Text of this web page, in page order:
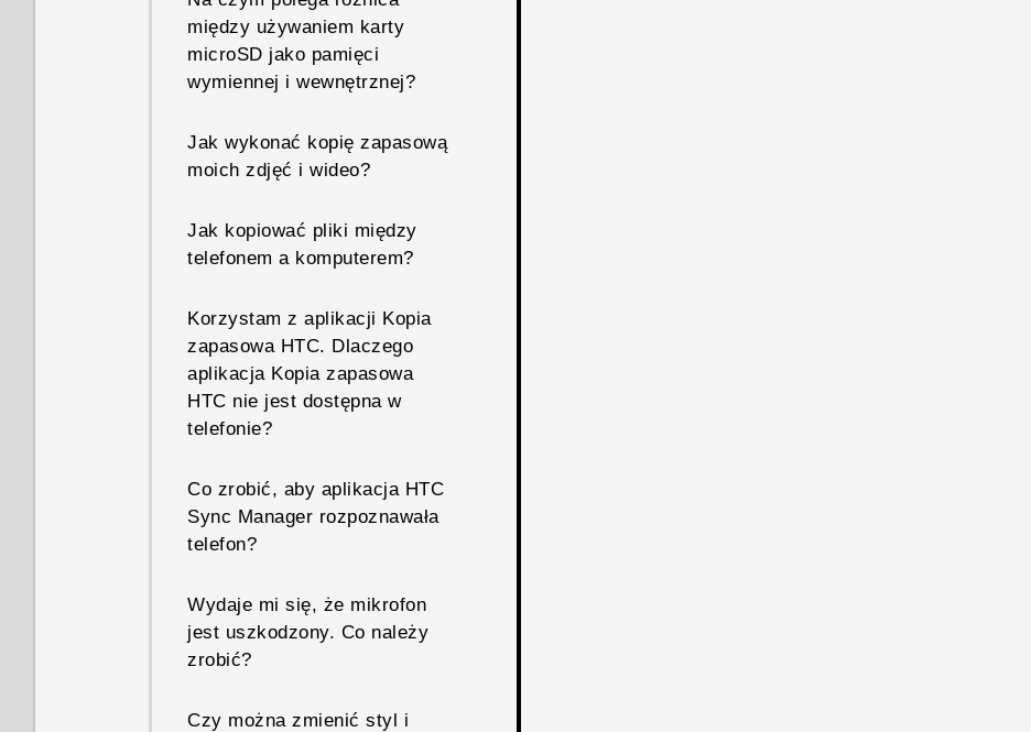
między używaniem karty
microSD jako pamięci
wymiennej i wewnętrznej?
Jak wykonać kopię zapasową
moich zdjęć i wideo?
Jak kopiować pliki między
telefonem a komputerem?
Korzystam z aplikacji Kopia
zapasowa HTC. Dlaczego
aplikacja Kopia zapasowa
HTC nie jest dostępna w
telefonie?
Co zrobić, aby aplikacja HTC
Sync Manager rozpoznawała
telefon?
Wydaje mi się, że mikrofon
jest uszkodzony. Co należy
zrobić?
Czy można zmienić styl i